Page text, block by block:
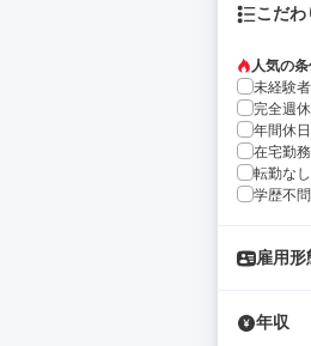
こだわ
人気の
未経験
完全週
年間休
在宅勤
転勤なし
学歴不問
雇用形
年収